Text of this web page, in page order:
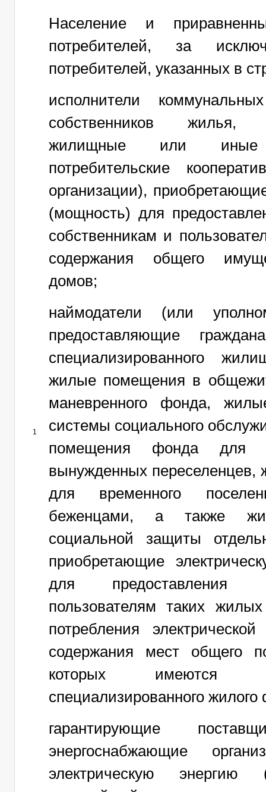
1
Население и
потребителей, за
потребителей, указанных в
исполнители
собственников жилья,
жилищные или иные
потребительские
организации),
(мощность) для
собственникам и
содержания общего
домов;
наймодатели (или
предоставляющие
специализированного
жилые помещения в
маневренного фонда,
системы социального
помещения фонда для
вынужденных
для временного
беженцами, а также
социальной защиты
приобретающие
для предоставления
пользователям таких
потребления
содержания мест общего
которых имеются
специализированного жилого
гарантирующие
энергоснабжающие
электрическую